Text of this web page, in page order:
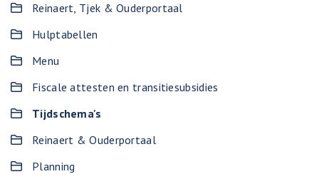
Reinaert, Tjek & Ouderportaal
Hulptabellen
Menu
Fiscale attesten en transitiesubsidies
Tijdschema's
Reinaert & Ouderportaal
Planning